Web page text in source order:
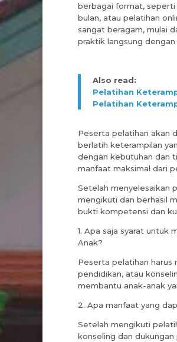
berbagai format, seperti
bulan, atau pelatihan
sangat beragam, mulai
praktik langsung dengan
Also read:
Pelatihan
Pelatihan
Peserta pelatihan akan
berlatih keterampilan
dengan kebutuhan dan
manfaat maksimal dari
Setelah menyelesaikan
mengikuti dan berhasil
bukti kompetensi dan
1. Apa saja syarat untuk
Anak?
Peserta pelatihan harus
pendidikan, atau
membantu anak-anak
2. Apa manfaat yang
Setelah mengikuti
konseling dan